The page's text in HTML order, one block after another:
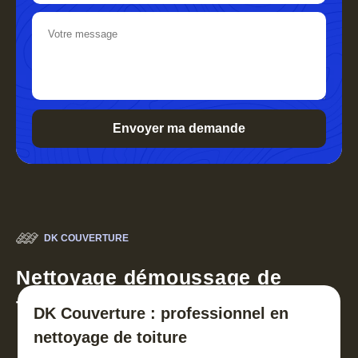
DK COUVERTURE
Nettoyage démoussage de
toiture 30
DK Couverture : professionnel en
nettoyage de toiture